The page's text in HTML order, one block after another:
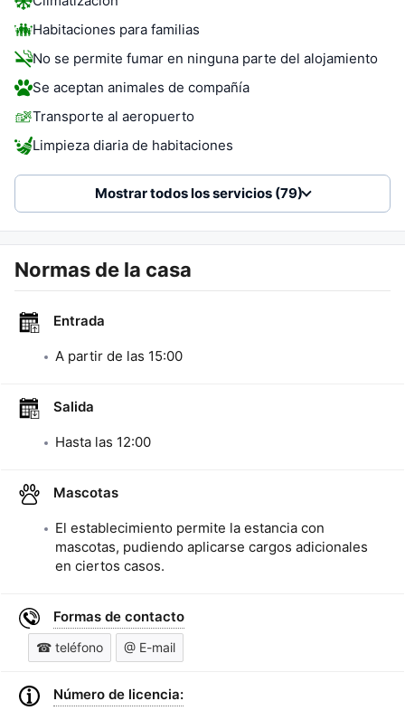
Habitaciones para familias
No se permite fumar en ninguna parte del alojamiento
Se aceptan animales de compañía
Transporte al aeropuerto
Limpieza diaria de habitaciones
Mostrar todos los servicios (79)
Normas de la casa
Entrada
A partir de las 15:00
Salida
Hasta las 12:00
Mascotas
El establecimiento permite la estancia con
mascotas, pudiendo aplicarse cargos adicionales
en ciertos casos.
Formas de contacto
☎ teléfono @ E-mail
Número de licencia: